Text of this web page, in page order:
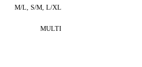
M/L, S/M, L/XL
MULTI